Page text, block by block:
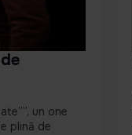
un one
plină de